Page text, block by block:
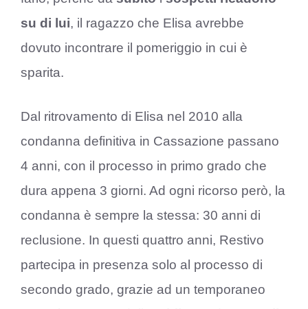
su di lui, il ragazzo che Elisa avrebbe
dovuto incontrare il pomeriggio in cui è
sparita.
Dal ritrovamento di Elisa nel 2010 alla
condanna definitiva in Cassazione passano
4 anni, con il processo in primo grado che
dura appena 3 giorni. Ad ogni ricorso però, la
condanna è sempre la stessa: 30 anni di
reclusione. In questi quattro anni, Restivo
partecipa in presenza solo al processo di
secondo grado, grazie ad un temporaneo